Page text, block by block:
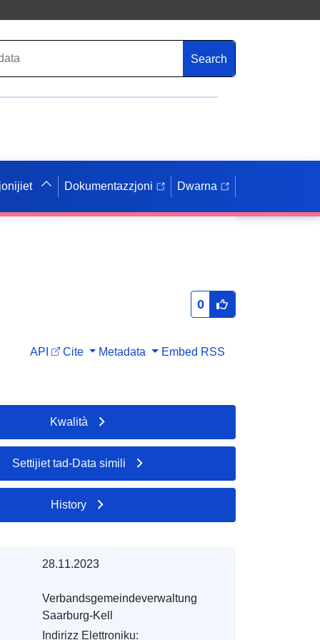
Search
Dokumentazzjoni Dwarna
0
API Cite Metadata Embed RSS
Kwalità
Settijiet tad-Data simili
History
28.11.2023
Verbandsgemeindeverwaltung
Saarburg-Kell
Indirizz Elettroniku: